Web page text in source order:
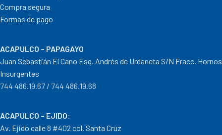
Compra segura
Formas de pago
ACAPULCO – PAPAGAYO
Juan Sebastián El Cano Esq. Andrés de Urdaneta S/N Fracc. Hornos
Insurgentes
744 486.19.67 / 744 486.19.68
ACAPULCO – EJIDO:
Av. Ejido calle 8 #402 col. Santa Cruz